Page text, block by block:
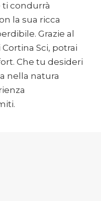
ti condurrà
la sua ricca
Grazie al
Sci, potrai
Che tu desideri
nella natura